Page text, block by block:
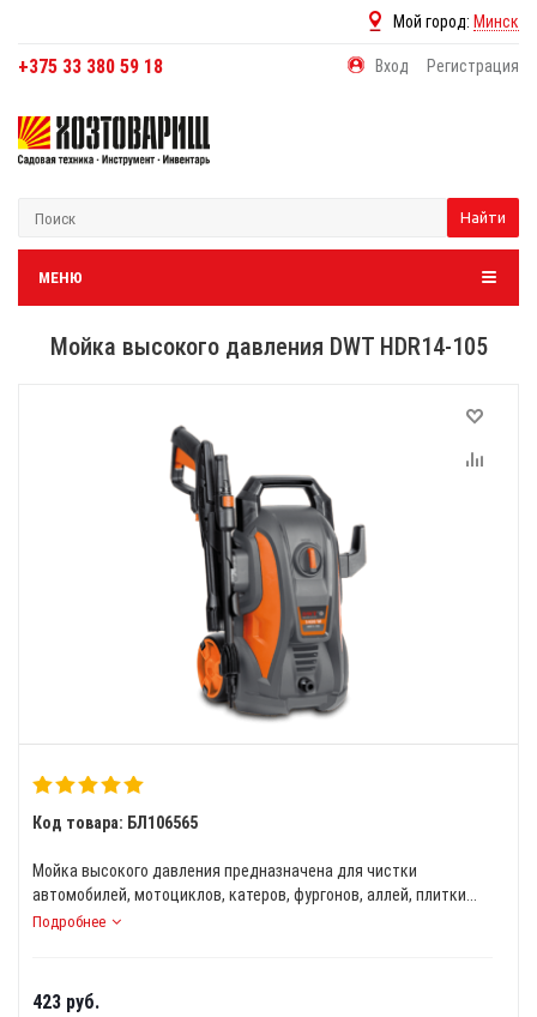
Мой город: Минск
+375 33 380 59 18 Вход Регистрация
Найти
МЕНЮ
Мойка высокого давления DWT HDR14-105
Код товара: БЛ106565
Мойка высокого давления предназначена для чистки
автомобилей, мотоциклов, катеров, фургонов, аллей, плитки...
Подробнее
423 руб.